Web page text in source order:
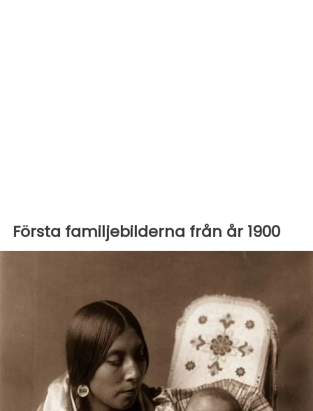
Första familjebilderna från år 1900